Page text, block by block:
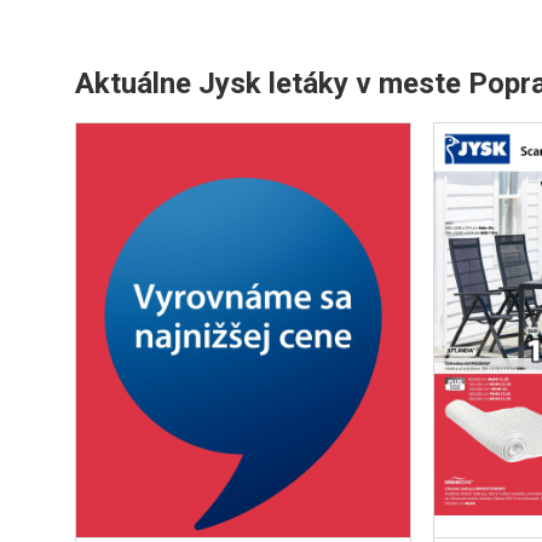
Aktuálne Jysk letáky v meste